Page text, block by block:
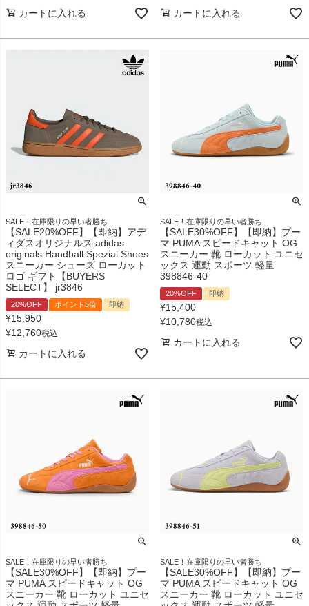
カートに入れる カートに入れる
SALE！在庫限りの早い者勝ち
【SALE20%OFF】【即納】アデ
ィダスオリジナルス adidas
originals Handball Spezial Shoes
スニーカー シューズ ローカット
ロゴ ギフト【BUYERS
SELECT】 jr3846
20%OFF ポイント5倍 即納
¥15,950
¥12,760税込
カートに入れる
SALE！在庫限りの早い者勝ち
【SALE30%OFF】【即納】プー
マ PUMA スピードキャット OG
スニーカー 靴 ローカット ユニセ
ックス 運動 スポーツ 軽量
398846-40
20%OFF 即納
¥15,400
¥10,780税込
カートに入れる
SALE！在庫限りの早い者勝ち
【SALE30%OFF】【即納】プー
マ PUMA スピードキャット OG
スニーカー 靴 ローカット ユニセ
SALE！在庫限りの早い者勝ち
【SALE30%OFF】【即納】プー
マ PUMA スピードキャット OG
スニーカー 靴 ローカット ユニセ